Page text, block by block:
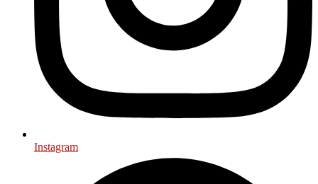
Instagram